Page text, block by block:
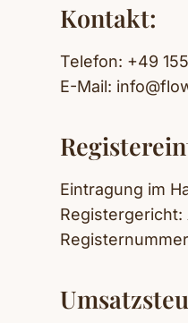
Kontakt:
Telefon: +49
E-Mail:
Eintragung im
Registergericht: